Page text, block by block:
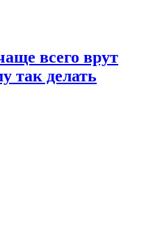
всего врут
так делать